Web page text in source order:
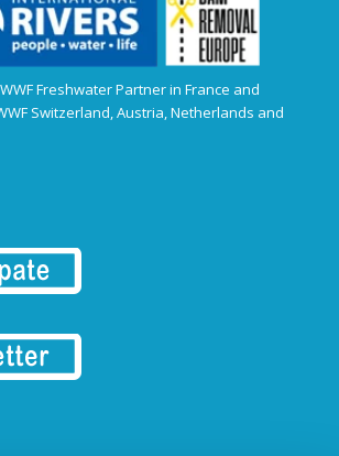
Freshwater Partner in France and
Switzerland, Austria, Netherlands and